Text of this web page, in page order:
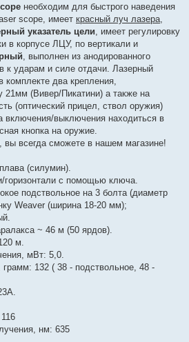
необходим для быстрого наведения
scope, имеет красный луч лазера,
указатель цели, имеет регулировку
в корпусе ЛЦУ, по вертикали и
, выполнен из анодированного
к ударам и силе отдачи. Лазерный
комплекте два крепления,
21мм (Вивер/Пикатини) а также на
(оптический прицел, ствол оружия)
выключения находиться в
кнопка на оружие.
, вы всегда сможете в нашем магазине!
(силумин).
горизонтали с помощью ключа.
подствольное на 3 болта (диаметр
Weaver (ширина 18-20 мм);
~ 46 м (50 ярдов).
м.
мВт: 5,0.
132 ( 38 - подствольное, 48 -
нм: 635